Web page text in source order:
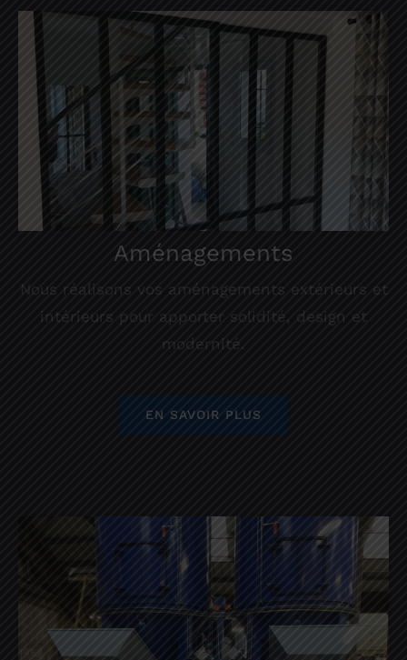
Aménagements
Nous réalisons vos aménagements extérieurs et
intérieurs pour apporter solidité, design et
modernité.
EN SAVOIR PLUS